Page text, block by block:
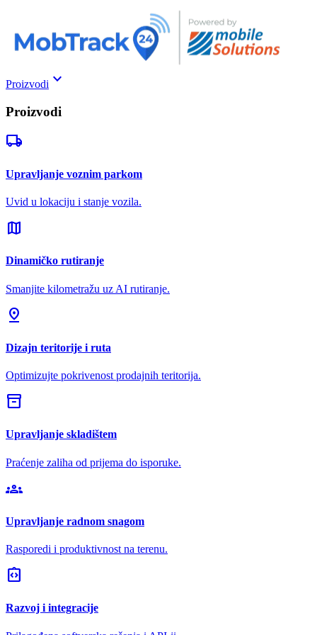
Proizvodi keyboard_arrow_down
Proizvodi
local_shipping
Upravljanje voznim parkom
Uvid u lokaciju i stanje vozila.
map
Dinamičko rutiranje
Smanjite kilometražu uz AI rutiranje.
pin_drop
Dizajn teritorije i ruta
Optimizujte pokrivenost prodajnih teritorija.
inventory_2
Upravljanje skladištem
Praćenje zaliha od prijema do isporuke.
groups
Upravljanje radnom snagom
Rasporedi i produktivnost na terenu.
integration_instructions
Razvoj i integracije